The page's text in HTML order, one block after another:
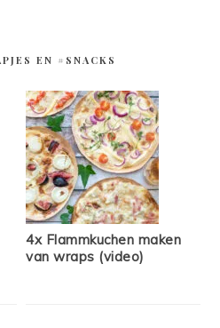
EN #SNACKS
4x Flammkuchen maken
van wraps (video)